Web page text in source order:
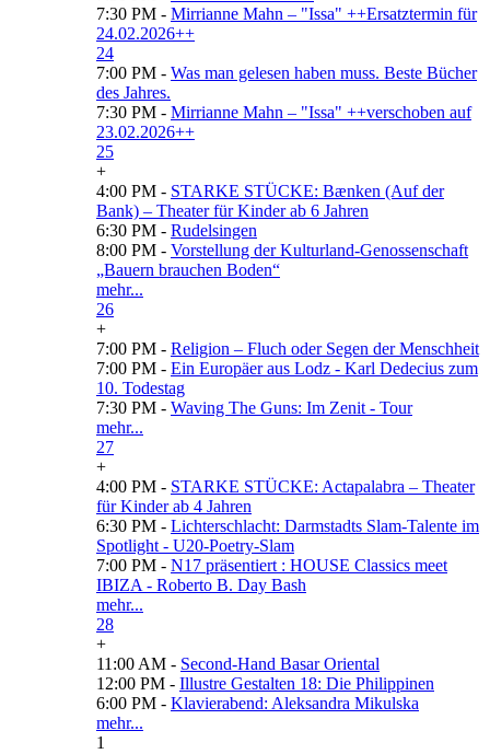
7:30 PM - Mirrianne Mahn – "Issa" ++Ersatztermin für
24.02.2026++
24
7:00 PM - Was man gelesen haben muss. Beste Bücher
des Jahres.
7:30 PM - Mirrianne Mahn – "Issa" ++verschoben auf
23.02.2026++
25
+
4:00 PM - STARKE STÜCKE: Bænken (Auf der
Bank) – Theater für Kinder ab 6 Jahren
6:30 PM - Rudelsingen
8:00 PM - Vorstellung der Kulturland-Genossenschaft
„Bauern brauchen Boden“
mehr...
26
+
7:00 PM - Religion – Fluch oder Segen der Menschheit
7:00 PM - Ein Europäer aus Lodz - Karl Dedecius zum
10. Todestag
7:30 PM - Waving The Guns: Im Zenit - Tour
mehr...
27
+
4:00 PM - STARKE STÜCKE: Actapalabra – Theater
für Kinder ab 4 Jahren
6:30 PM - Lichterschlacht: Darmstadts Slam-Talente im
Spotlight - U20-Poetry-Slam
7:00 PM - N17 präsentiert : HOUSE Classics meet
IBIZA - Roberto B. Day Bash
mehr...
28
+
11:00 AM - Second-Hand Basar Oriental
12:00 PM - Illustre Gestalten 18: Die Philippinen
6:00 PM - Klavierabend: Aleksandra Mikulska
mehr...
1